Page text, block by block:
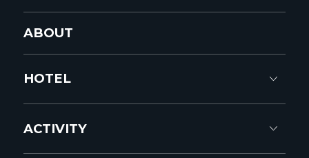
ABOUT
HOTEL
ACTIVITY